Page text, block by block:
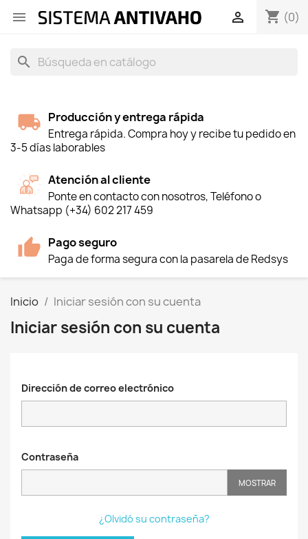
 shopping_cart (0)

search
Producción y entrega rápida
Entrega rápida. Compra hoy y recibe tu pedido en
3-5 días laborables
Atención al cliente
Ponte en contacto con nosotros, Teléfono o
Whatsapp (+34) 602 217 459
Pago seguro
Paga de forma segura con la pasarela de Redsys
Inicio Iniciar sesión con su cuenta
Iniciar sesión con su cuenta
Dirección de correo electrónico
Contraseña
MOSTRAR
¿Olvidó su contraseña?